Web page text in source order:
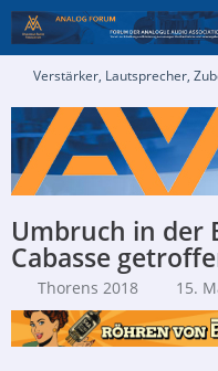
Verstärker, Lautsprecher,
Umbruch in der
Cabasse
Thorens 2018 15.